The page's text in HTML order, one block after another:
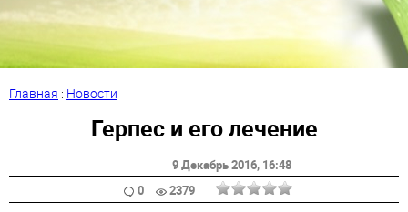
Главная : Новости
Герпес и его лечение
9 Декабрь 2016, 16:48
0
2379